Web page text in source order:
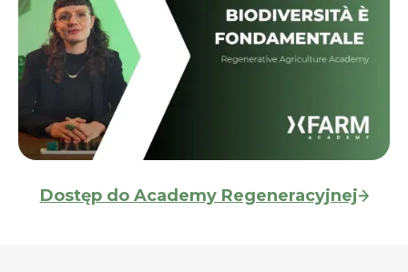
Dostęp do Academy Regeneracyjnej